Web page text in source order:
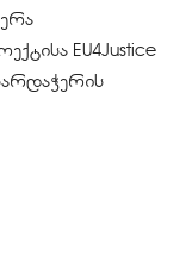
EU4Justice